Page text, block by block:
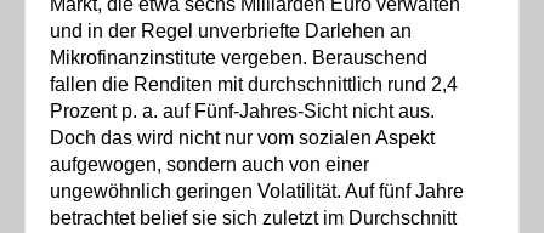
Markt, die etwa sechs Milliarden Euro verwalten
und in der Regel unverbriefte Darlehen an
Mikrofinanzinstitute vergeben. Berauschend
fallen die Renditen mit durchschnittlich rund 2,4
Prozent p. a. auf Fünf-Jahres-Sicht nicht aus.
Doch das wird nicht nur vom sozialen Aspekt
aufgewogen, sondern auch von einer
ungewöhnlich geringen Volatilität. Auf fünf Jahre
betrachtet belief sie sich zuletzt im Durchschnitt